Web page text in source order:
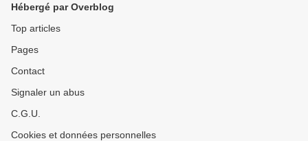
Hébergé par Overblog
Top articles
Pages
Contact
Signaler un abus
C.G.U.
Cookies et données personnelles